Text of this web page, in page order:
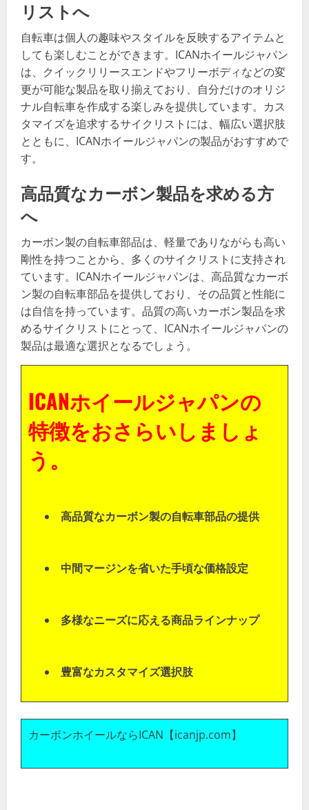
リストへ
自転車は個人の趣味やスタイルを反映するアイテムと
しても楽しむことができます。ICANホイールジャパン
は、クイックリリースエンドやフリーボディなどの変
更が可能な製品を取り揃えており、自分だけのオリジ
ナル自転車を作成する楽しみを提供しています。カス
タマイズを追求するサイクリストには、幅広い選択肢
とともに、ICANホイールジャパンの製品がおすすめで
す。
高品質なカーボン製品を求める方
へ
カーボン製の自転車部品は、軽量でありながらも高い
剛性を持つことから、多くのサイクリストに支持され
ています。ICANホイールジャパンは、高品質なカーボ
ン製の自転車部品を提供しており、その品質と性能に
は自信を持っています。品質の高いカーボン製品を求
めるサイクリストにとって、ICANホイールジャパンの
製品は最適な選択となるでしょう。
ICANホイールジャパンの
特徴をおさらいしましょ
う。
高品質なカーボン製の自転車部品の提供
中間マージンを省いた手頃な価格設定
多様なニーズに応える商品ラインナップ
豊富なカスタマイズ選択肢
カーボンホイールならICAN【icanjp.com】